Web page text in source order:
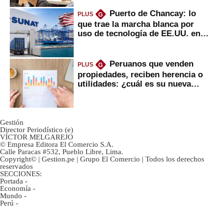
PLUS G
Puerto de Chancay: lo
que trae la marcha blanca por
uso de tecnología de EE.UU. en
PLUS G
Peruanos que venden
propiedades, reciben herencia o
utilidades: ¿cuál es su nueva
Gestión
Director Periodístico (e)
VÍCTOR MELGAREJO
© Empresa Editora El Comercio S.A.
Calle Paracas #532, Pueblo Libre, Lima.
Copyright© | Gestion.pe | Grupo El Comercio | Todos los derechos
reservados
SECCIONES:
Portada -
Economía -
Mundo -
Perú -